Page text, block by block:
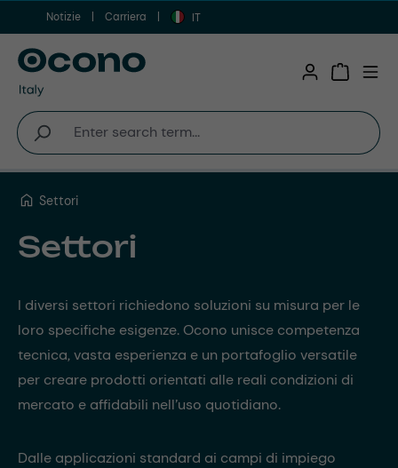
Vai al contenuto principale
Notizie Carriera IT
Settori
Settori
I diversi settori richiedono soluzioni su misura per le
loro specifiche esigenze. Ocono unisce competenza
tecnica, vasta esperienza e un portafoglio versatile
per creare prodotti orientati alle reali condizioni di
mercato e affidabili nell’uso quotidiano.
Dalle applicazioni standard ai campi di impiego